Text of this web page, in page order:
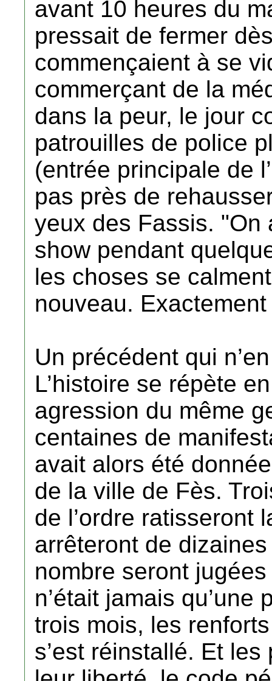
avant 10 heures du
pressait de fermer
commençaient à se
commerçant de la
dans la peur, le jour
patrouilles de police
(entrée principale de
pas près de
yeux des Fassis. "On
show pendant
les choses se
nouveau.
Un précédent qui
L’histoire se répète
agression du même
centaines de
avait alors été
de la ville de Fès.
de l’ordre ratisseront
arrêteront de
nombre seront
n’était jamais
trois mois, les
s’est réinstallé. Et